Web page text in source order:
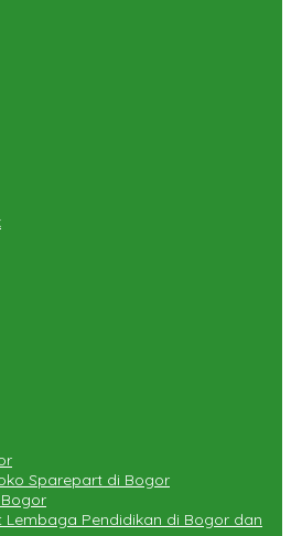
Sparepart di Bogor
Lembaga Pendidikan di Bogor dan